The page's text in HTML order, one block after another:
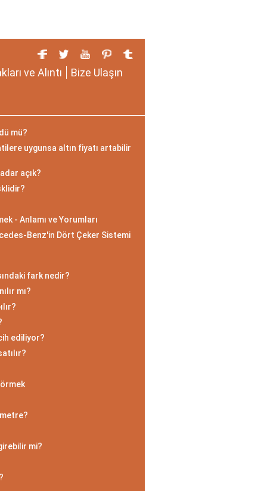
ve Alıntı Bize Ulaşın
mü?
uygunsa altın fiyatı artabilir
açık?
- Anlamı ve Yorumları
Benz'in Dört Çeker Sistemi
fark nedir?
mı?
ediliyor?
mi?